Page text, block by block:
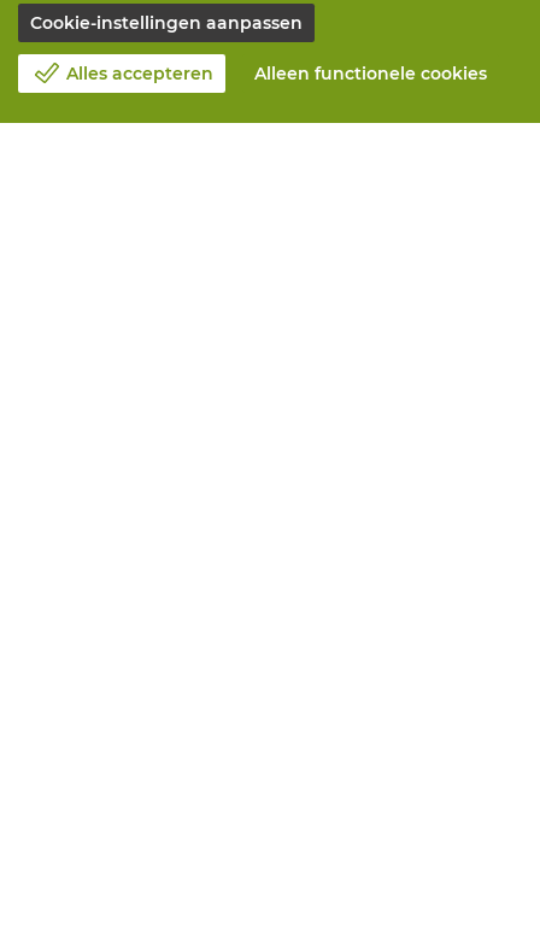
Cookie-instellingen aanpassen
Alles accepteren Alleen functionele cookies